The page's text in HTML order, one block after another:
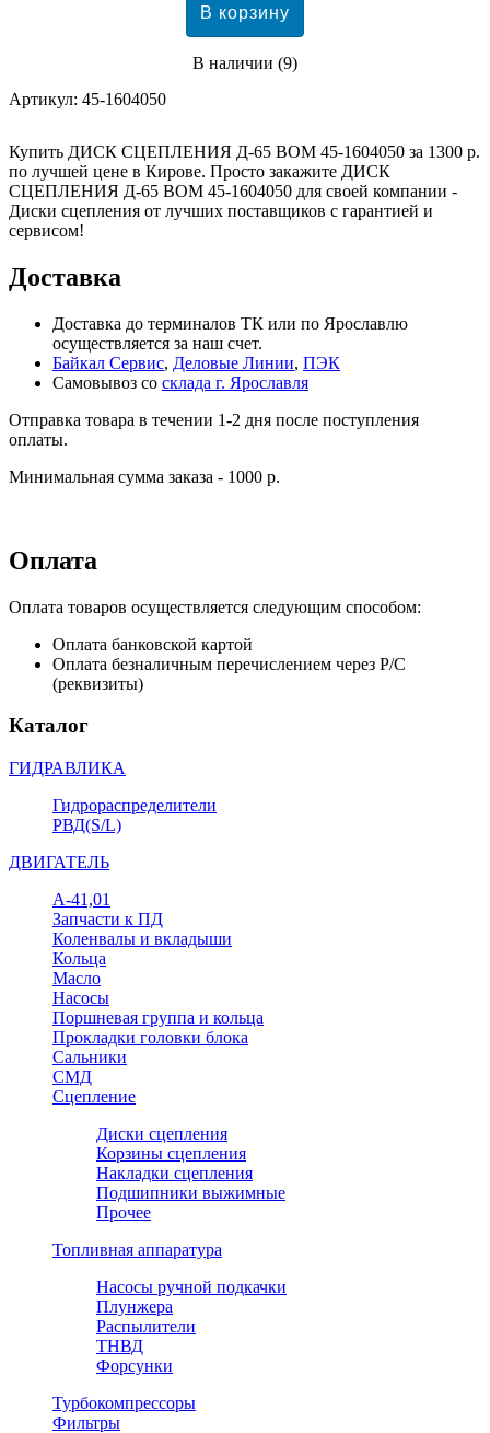
В наличии (9)
Артикул: 45-1604050
Купить ДИСК СЦЕПЛЕНИЯ Д-65 ВОМ 45-1604050 за 1300 р.
по лучшей цене в Кирове. Просто закажите ДИСК
СЦЕПЛЕНИЯ Д-65 ВОМ 45-1604050 для своей компании -
Диски сцепления от лучших поставщиков с гарантией и
сервисом!
Доставка
Доставка до терминалов ТК или по Ярославлю
осуществляется за наш счет.
Байкал Сервис, Деловые Линии, ПЭК
Самовывоз со склада г. Ярославля
Отправка товара в течении 1-2 дня после поступления
оплаты.
Минимальная сумма заказа - 1000 р.
Оплата
Оплата товаров осуществляется следующим способом:
Оплата банковской картой
Оплата безналичным перечислением через Р/С
(реквизиты)
Каталог
ГИДРАВЛИКА
Гидрораспределители
РВД(S/L)
ДВИГАТЕЛЬ
А-41,01
Запчасти к ПД
Коленвалы и вкладыши
Кольца
Масло
Насосы
Поршневая группа и кольца
Прокладки головки блока
Сальники
СМД
Сцепление
Диски сцепления
Корзины сцепления
Накладки сцепления
Подшипники выжимные
Прочее
Топливная аппаратура
Насосы ручной подкачки
Плунжера
Распылители
ТНВД
Форсунки
Турбокомпрессоры
Фильтры